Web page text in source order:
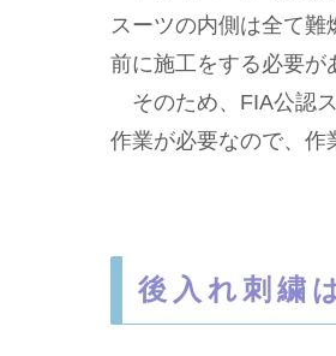
スーツの内側は全て
前に施工をする必要が
そのため、FIA公認
作業が必要なので、作
後入れ刺繍